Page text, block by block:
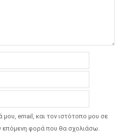
email, και τον ιστότοπο μου σε
επόμενη φορά που θα σχολιάσω.